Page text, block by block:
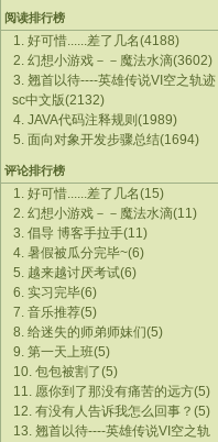
阅读排行榜
1. 好可惜......差了几名(4188)
2. 幻想小游戏－－魔法水滴(3602)
3. 翘首以待----英雄传说VI空之轨迹
sc中文版(2132)
4. JAVA代码注释规则(1989)
5. 面向对象开发步骤总结(1694)
评论排行榜
1. 好可惜......差了几名(15)
2. 幻想小游戏－－魔法水滴(11)
3. 倡导 博客手拉手(11)
4. 暑假被瓜分完毕~(6)
5. 越来越讨厌考试(6)
6. 实习完毕(6)
7. 音乐推荐(5)
8. 给迷失的师弟师妹们(5)
9. 第一天上班(5)
10. 包包被割了(5)
11. 愿你到了那没有痛苦的远方(5)
12. 有没有人告诉我怎么回事？(5)
13. 翘首以待----英雄传说VI空之轨